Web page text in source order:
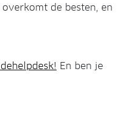
de besten, en
En ben je